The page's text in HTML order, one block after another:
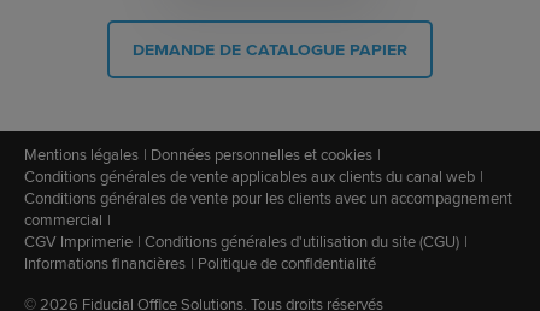
DEMANDE DE CATALOGUE PAPIER
Mentions légales
Données personnelles et cookies
Conditions générales de vente applicables aux clients du canal web
Conditions générales de vente pour les clients avec un accompagnement
commercial
CGV Imprimerie Conditions générales d'utilisation du site (CGU)
Informations financières
Politique de confidentialité
© 2026 Fiducial Office Solutions. Tous droits réservés